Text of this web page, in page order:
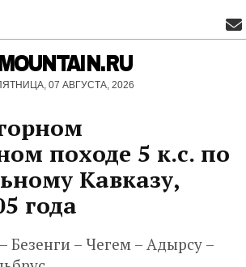
07 АВГУСТА, 2026
походе 5 к.с. по
Кавказу,
года
Безенги – Чегем – Адырсу –